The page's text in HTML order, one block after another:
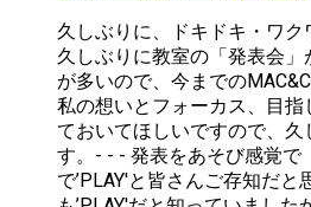
久しぶりに、ドキドキ・ワ
久しぶりに教室の「発表会
が多いので、今までの
私の想いとフォーカス、目
ておいてほしいですので、久
す。 ​ - - - 発表をあそび感覚
で’PLAY'と皆さんご存知だと